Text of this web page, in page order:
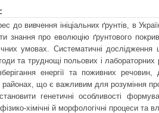
до вивчення ініціальних ґрунтів, в
знання про еволюцію ґрунтового
умовах. Систематичні дослідження
та труднощі польових і
енергії та поживних
районах, що є важливим для розуміння
генетичні особливості
хімічні й морфологічні процеси та